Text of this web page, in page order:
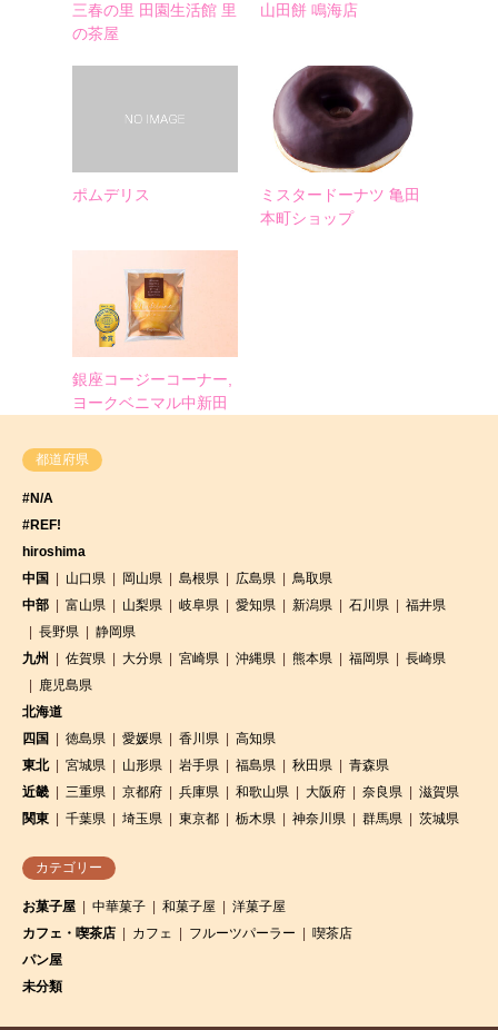
三春の里 田園生活館 里
の茶屋
山田餅 鳴海店
ポムデリス
ミスタードーナツ 亀田
本町ショップ
銀座コージーコーナー,
ヨークベニマル中新田
都道府県
#N/A
#REF!
hiroshima
中国
山口県 岡山県 島根県 広島県
鳥取県
中部
富山県 山梨県 岐阜県 愛知県 新潟県 石川県
福井県
長野県
静岡県
九州
佐賀県 大分県 宮崎県 沖縄県 熊本県 福岡県
長崎県
鹿児島県
北海道
四国
徳島県 愛媛県 香川県
高知県
東北
宮城県 山形県 岩手県 福島県 秋田県
青森県
近畿
三重県 京都府 兵庫県 和歌山県 大阪府 奈良県
滋賀県
関東
千葉県 埼玉県 東京都 栃木県 神奈川県 群馬県 茨城県
カテゴリー
お菓子屋 中華菓子 和菓子屋
洋菓子屋
カフェ・喫茶店
カフェ フルーツパーラー
喫茶店
パン屋
未分類